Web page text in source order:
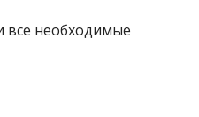
все необходимые